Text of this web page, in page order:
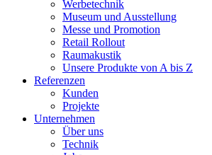
Werbetechnik
Museum und Ausstellung
Messe und Promotion
Retail Rollout
Raumakustik
Unsere Produkte von A bis Z
Referenzen
Kunden
Projekte
Unternehmen
Über uns
Technik